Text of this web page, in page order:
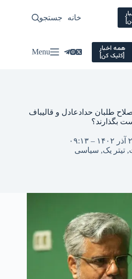
خانه سیاسی
جستجو
همه اخبار
[کلیک کن] Menu
طلبان حدادعادل و قالیباف
بگذارند؟
,تیتر یک, سیاسی